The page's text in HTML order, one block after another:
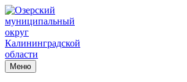
Меню